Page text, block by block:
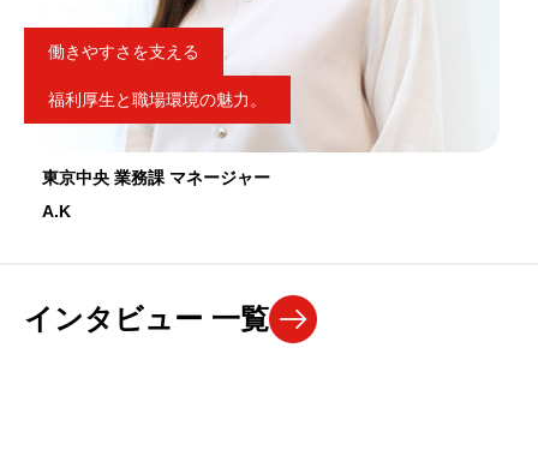
働きやすさを支える
福利厚生と職場環境の魅力。
東京中央 業務課 マネージャー
A.K
インタビュー 一覧